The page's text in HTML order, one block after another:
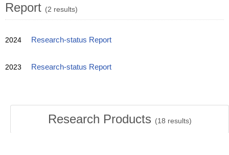
Report (2 results)
2024 Research-status Report
2023 Research-status Report
Research Products (18 results)